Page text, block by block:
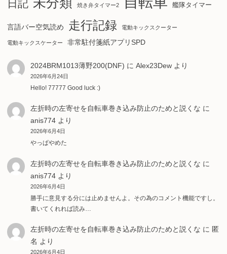
日記 焼き弁タイマー2 艦隊タイマー
言語バー空気読め 走行記録 電動キックスクーター
電動キックスケーター 非常駐付箋紙アプリSPD
2024BRM1013薄野200(DNF) に Alex23Dewより
2026年6月24日
Hello! 77777 Good luck :)
左折時の左寄せを自転車巻き込み防止のためと説くな に
anis774より
2026年6月4日
やっぱやめた
左折時の左寄せを自転車巻き込み防止のためと説くな に
anis774より
2026年6月4日
勝手に意見する分には止めませんよ。その為のコメント機能ですし。
書いてくれれば読み…
左折時の左寄せを自転車巻き込み防止のためと説くな に 匿
名 より
2026年6月4日